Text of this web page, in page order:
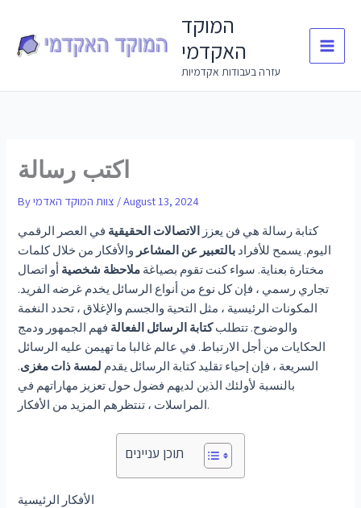
content
המוקד
האקדמי
עזרה בעבודות אקדמיות
اكتب رسالة
By /August 13, 2024
كتابة رسالة هي فن يعزز الاتصالات الحقيقية في العصر الرقمي
اليوم. يسمح للأفراد بالتعبير عن المشاعر والأفكار من خلال كلمات
مختارة بعناية. سواء كنت تقوم بصياغة ملاحظة شخصية أو اتصال
تجاري رسمي ، فإن كل نوع من أنواع الرسائل يخدم غرضه الفريد.
المكونات الرئيسية ، مثل التحية والجسم والإغلاق ، تحدد النغمة
والوضوح. تتطلبكتابة الرسائل الفعالة فهم الجمهور ودمج
الحكايات من أجل الارتباط. في عالم غالبا ما تهيمن عليه الرسائل
السريعة ، فإن إحياء تقليد كتابة الرسائل يقدم لمسة ذات مغزى.
بالنسبة لأولئك الذين لديهم فضول حول تعزيز مهاراتهم في
المراسلات ، تنتظرهم المزيد من الأفكار.
תוכן עניינים
الأفكار الرئيسية